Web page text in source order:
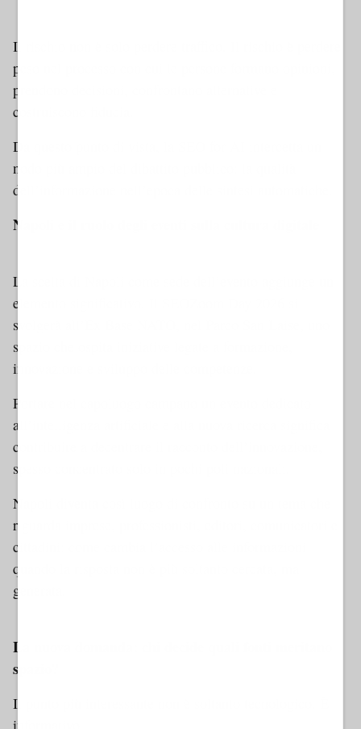
Il rischio non è solo perdere traffico. Il rischio è perdere
peso nel processo con cui le persone formano opinioni,
prendono decisioni, confrontano alternative e
costruiscono fiducia.
Da questo punto di vista, la SEO for AI intercetta un
nodo più ampio del dibattito pubblico: la qualità
dell’informazione nell’epoca delle sintesi automatiche.
Napoli e il ruolo degli eventi sulla cultura digitale
La scelta di Napoli come sede dell’evento aggiunge un
elemento significativo. Il SEOZoom Day 2026 si
svolgerà all’Ex Base NATO, nel Parco San Laise, uno
spazio che ospita iniziative legate a formazione,
innovazione e sviluppo delle competenze.
Portare nel capoluogo campano un evento dedicato
all’intelligenza artificiale e alla nuova ricerca significa
contribuire a decentrare il racconto dell’innovazione,
spesso concentrato solo in pochi poli nazionali.
Napoli diventa così luogo di confronto su un tema che
riguarda imprese, professionisti, editori, comunicatori e
cittadini: come cambia l’accesso alle informazioni
quando la risposta non è più soltanto cercata, ma
generata.
La nuova domanda: chi decide quali fonti meritano
spazio?
Il punto più interessante non è soltanto tecnologico. È